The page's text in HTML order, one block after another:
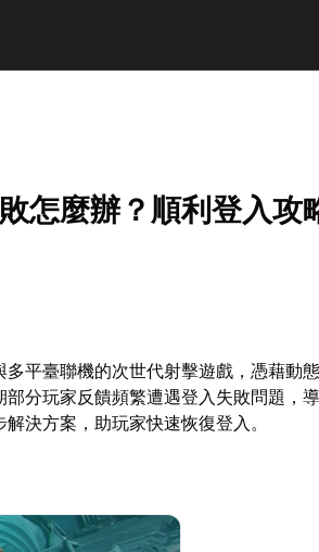
怎麼辦？順利登入攻
多平臺聯機的次世代射擊遊戲，憑藉動
分玩家反饋頻繁遭遇登入失敗問題，
決方案，助玩家快速恢復登入。